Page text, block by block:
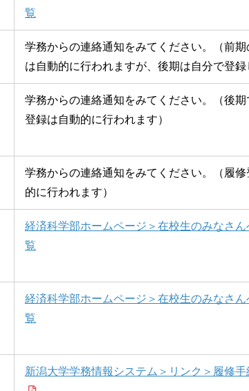
覧
学務からの連絡通知をみてください。（前
は自動的に行われますが、後期は自分で登録
学務からの連絡通知をみてください。（後期
登録は自動的に行われます）
学務からの連絡通知をみてください。（履修
的に行われます）
経済科学部ホームページ＞在校生のみなさん
覧
経済科学部ホームページ＞在校生のみなさん
覧
新潟大学学務情報システム＞リンク＞履修